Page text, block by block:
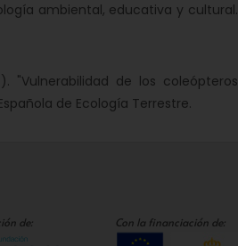
ambiental, educativa y cultural.
"Vulnerabilidad de los coleópteros
de Ecología Terrestre.
de: Con la financiación de: